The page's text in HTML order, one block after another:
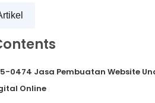
0474 Jasa Pembuatan Website
Online